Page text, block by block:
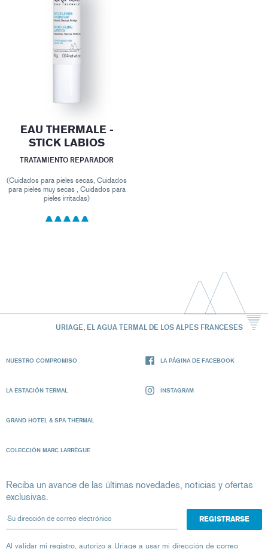
EAU THERMALE -
STICK LABIOS
TRATAMIENTO REPARADOR
(Cuidados para pieles secas, Cuidados
para pieles muy secas , Cuidados para
pieles irritadas)
URIAGE, EL AGUA TERMAL DE LOS ALPES FRANCESES
NUESTRO COMPROMISO
LA ESTACIÓN TERMAL
GRAND HOTEL & SPA THERMAL
COLECCIÓN MARC LARRÈGUE
LA PÁGINA DE FACEBOOK
INSTAGRAM
Reciba un avance de las últimas novedades, noticias y ofertas
exclusivas.
Su dirección de correo electrónico
Al validar mi registro, autorizo ​​a Uriage a usar mi dirección de correo